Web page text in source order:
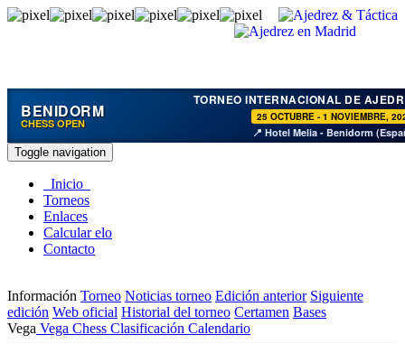
BENIDORM
CHESS OPEN
TORNEO INTERNACIONAL DE
25 OCTUBRE - 1 NOVIEMBRE,
📍 Hotel Melia - Benidorm
Toggle navigation
Inicio
Torneos
Enlaces
Calcular elo
Contacto
Información Torneo Noticias torneo Edición anterior Siguiente
edición Web oficial Historial del torneo Certamen Bases
Vega Vega Chess Clasificación Calendario